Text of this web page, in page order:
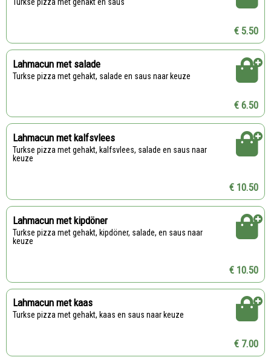
€ 5.50
Lahmacun met salade
Turkse pizza met gehakt, salade en saus naar keuze
€ 6.50
Lahmacun met kalfsvlees
Turkse pizza met gehakt, kalfsvlees, salade en saus naar
keuze
€ 10.50
Lahmacun met kipdöner
Turkse pizza met gehakt, kipdöner, salade, en saus naar
keuze
€ 10.50
Lahmacun met kaas
Turkse pizza met gehakt, kaas en saus naar keuze
€ 7.00